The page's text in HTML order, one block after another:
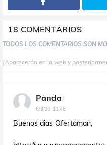
18 COMENTARIOS
TODOS LOS COMENTARIOS SON
(Aparecerán en la web y
Panda
6/3/23 11:48
Buenos dias Ofertaman,